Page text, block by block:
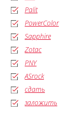
Palit
PowerColor
Sapphire
Zotac
PNY
ASrock
сдать
заложить